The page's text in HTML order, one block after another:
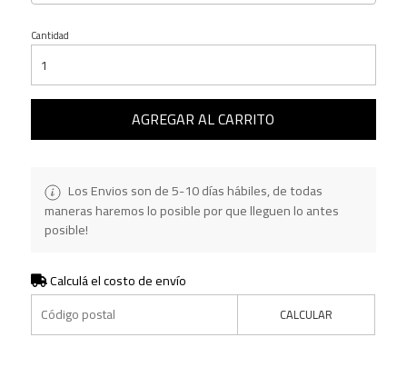
Cantidad
AGREGAR AL CARRITO
Los Envios son de 5-10 días hábiles, de todas
maneras haremos lo posible por que lleguen lo antes
posible!
Calculá el costo de envío
CALCULAR